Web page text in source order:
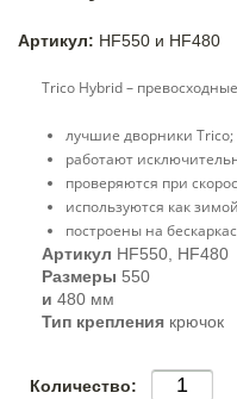
Артикул: HF550 и HF480
Trico Hybrid –
лучшие дворники Trico;
работают
проверяются при
используются как
построены на
Артикул HF550, HF480
Размеры 550
и 480 мм
Тип крепления крючок
Количество: